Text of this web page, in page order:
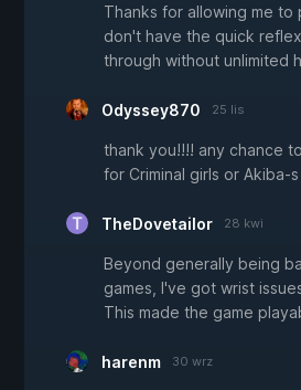
Thanks for allowing me to
don't have the quick
through without unlimited
Odyssey870 25 lis
thank you!!!! any chance
for Criminal girls or Akiba-
TheDovetailor 28 kwi
Beyond generally being
games, I've got wrist
This made the game
harenm 30 wrz